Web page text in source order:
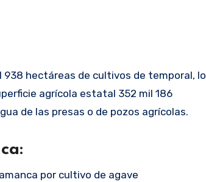
938 hectáreas de cultivos de temporal, lo
agrícola estatal 352 mil 186
de las presas o de pozos agrícolas.
por cultivo de agave